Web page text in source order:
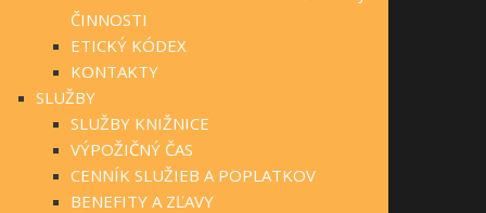
ČINNOSTI
ETICKÝ KÓDEX
KONTAKTY
SLUŽBY
SLUŽBY KNIŽNICE
VÝPOŽIČNÝ ČAS
CENNÍK SLUŽIEB A POPLATKOV
BENEFITY A ZĽAVY